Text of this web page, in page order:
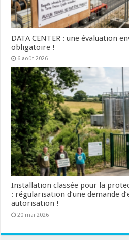
DATA CENTER : une évaluation
obligatoire !
6 août 2026
Installation classée pour la
: régularisation d’une demande
autorisation !
20 mai 2026